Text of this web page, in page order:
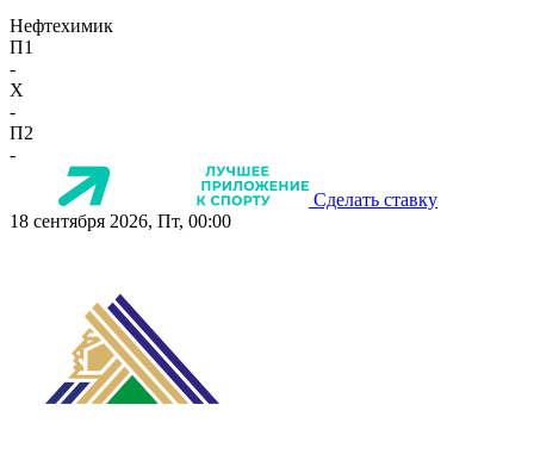
Нефтехимик
П1
-
X
-
П2
-
Сделать ставку
18 сентября 2026, Пт, 00:00